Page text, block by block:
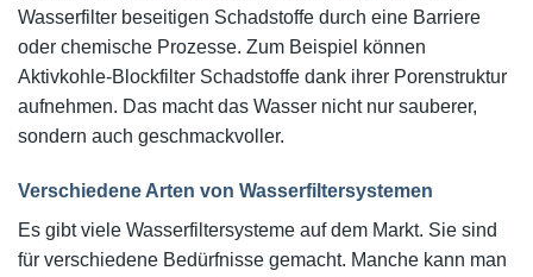
Wasserfilter beseitigen Schadstoffe durch eine Barriere
oder chemische Prozesse. Zum Beispiel können
Aktivkohle-Blockfilter Schadstoffe dank ihrer Porenstruktur
aufnehmen. Das macht das Wasser nicht nur sauberer,
sondern auch geschmackvoller.
Verschiedene Arten von Wasserfiltersystemen
Es gibt viele Wasserfiltersysteme auf dem Markt. Sie sind
für verschiedene Bedürfnisse gemacht. Manche kann man